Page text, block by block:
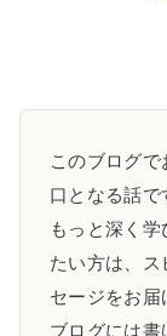
このブログ
口となる話で
もっと深く
たい方は、ス
セージをお届
ブログには書